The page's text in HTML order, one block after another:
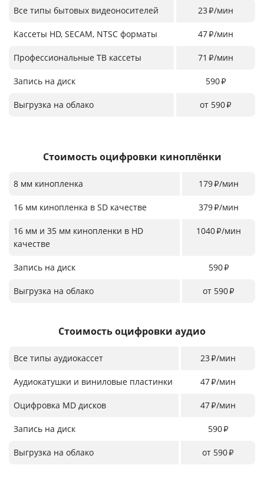
Все типы бытовых видеоносителей 23₽/мин
Кассеты HD, SECAM, NTSC форматы 47₽/мин
Профессиональные ТВ кассеты 71 ₽/мин
Запись на диск 590₽
Выгрузка на облако от 590₽
Стоимость оцифровки киноплёнки
8 мм кинопленка 179₽/мин
16 мм кинопленка в SD качестве 379₽/мин
16 мм и 35 мм кинопленки в HD
качестве
1040₽/мин
Запись на диск 590₽
Выгрузка на облако от 590₽
Стоимость оцифровки аудио
Все типы аудиокассет 23₽/мин
Аудиокатушки и виниловые пластинки 47₽/мин
Оцифровка MD дисков 47₽/мин
Запись на диск 590₽
Выгрузка на облако от 590₽